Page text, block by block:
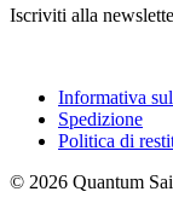
Iscriviti alla
Informativa
Spedizione
Politica di
© 2026 Quantum